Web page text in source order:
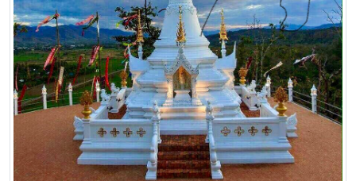
• ร่วมสร้างพระธาตุจอมมอญ วัดป่าสมเด็จพระนเรศวรมหาราช
ธรรมมาราม จ.เชียงใหม่